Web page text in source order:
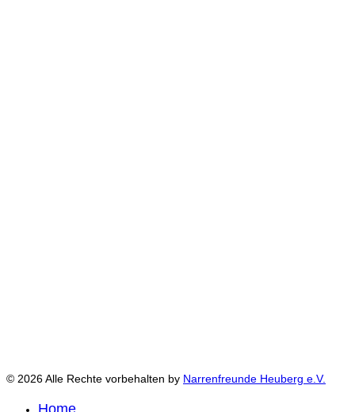
© 2026 Alle Rechte vorbehalten by Narrenfreunde Heuberg e.V.